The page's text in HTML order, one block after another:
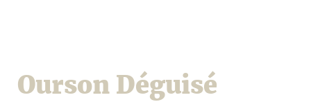
Ourson Déguisé